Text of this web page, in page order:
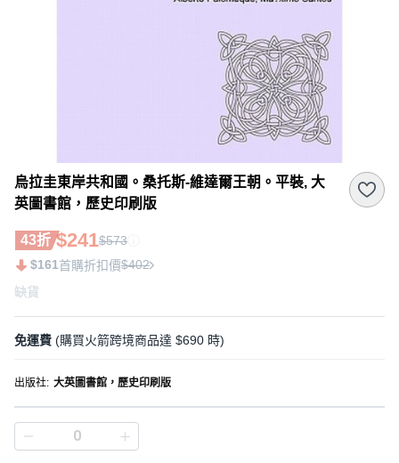
烏拉圭東岸共和國。桑托斯-維達爾王朝。平裝, 大
英圖書館，歷史印刷版
43折 $241$573
$161首購折扣價$402
缺貨
免運費 (購買火箭跨境商品達 $690 時)
出版社: 大英圖書館，歷史印刷版